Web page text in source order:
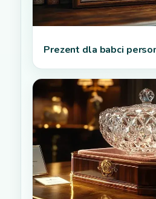
Prezent dla babci